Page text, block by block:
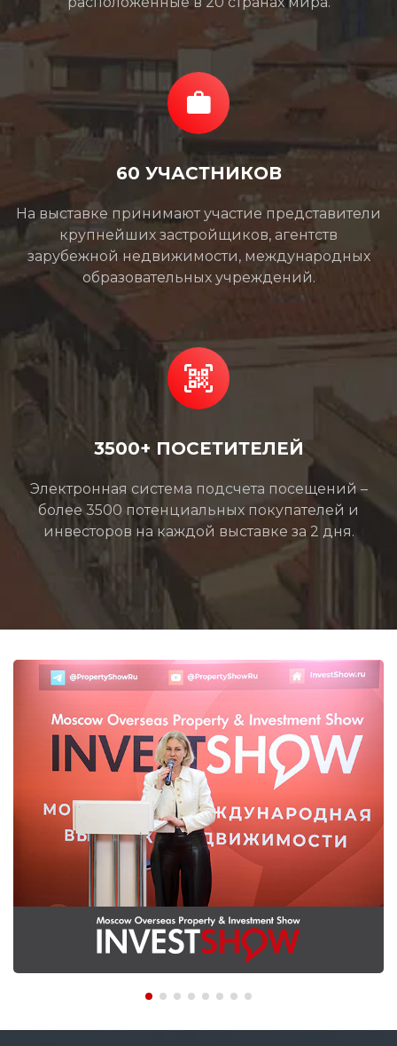
60 УЧАСТНИКОВ
На выставке принимают участие представители
крупнейших застройщиков, агентств
зарубежной недвижимости, международных
образовательных учреждений.
3500+ ПОСЕТИТЕЛЕЙ
Электронная система подсчета посещений –
более 3500 потенциальных покупателей и
инвесторов на каждой выставке за 2 дня.